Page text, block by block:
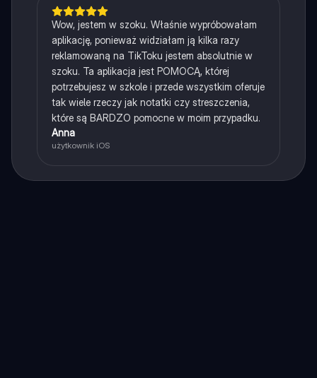
Wow, jestem w szoku. Właśnie wypróbowałam
aplikację, ponieważ widziałam ją kilka razy
reklamowaną na TikToku jestem absolutnie w
szoku. Ta aplikacja jest POMOCĄ, której
potrzebujesz w szkole i przede wszystkim oferuje
tak wiele rzeczy jak notatki czy streszczenia,
które są BARDZO pomocne w moim przypadku.
Anna
użytkownik iOS